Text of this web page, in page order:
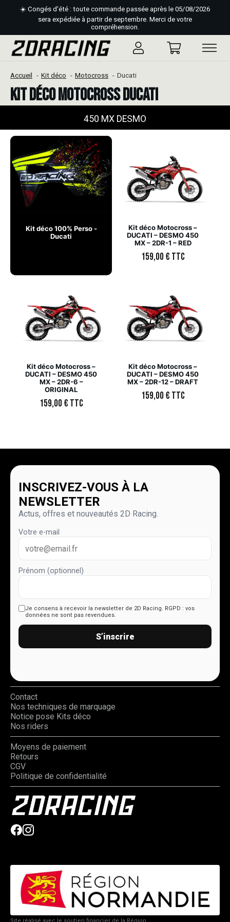
☀️ Congés d'été : toute commande passée après le 05/08/2026
sera expédiée à partir de septembre. Merci de votre
compréhension.
Accueil Kit déco Motocross Ducati
Kit déco Motocross Ducati
450 MX DESMO
Kit déco 100% Perso -
Ducati
Kit déco Motocross –
DUCATI – DESMO 450
MX – 2DR-1 – RED
159,00€ TTC
Kit déco Motocross –
DUCATI – DESMO 450
MX – 2DR-6 –
ORIGINAL
159,00€ TTC
Kit déco Motocross –
DUCATI – DESMO 450
MX – 2DR-12 – DRAFT
159,00€ TTC
INSCRIVEZ-VOUS À LA
NEWSLETTER
Actus, offres et nouveautés 2D Racing.
Votre e-mail
Prénom (optionnel)
Je consens à recevoir la newsletter de 2D Racing. RGPD : vos
données ne sont pas revendues.
S’inscrire
Contact
Nos techniques de marquage
Notice pose Kits déco
Nos riders
Moyens de paiement
Retours
CGV
Politique de confidentialité